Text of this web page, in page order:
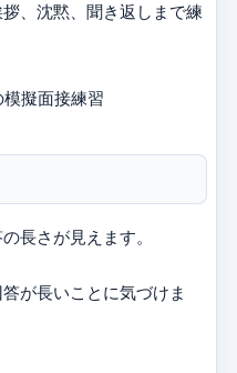
、沈黙、聞き返しまで練
長さが見えます。
が長いことに気づけま